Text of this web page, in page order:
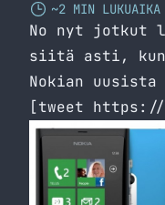
~2 MIN LUKUAIKA
No nyt jotkut
siitä asti, kun
Nokian
[tweet https://